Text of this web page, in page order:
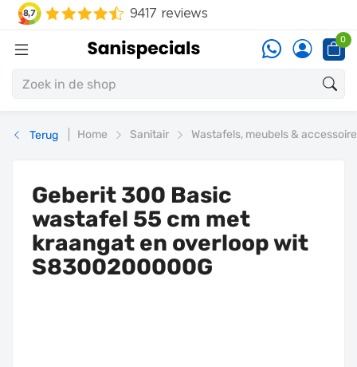
0
Terug Home Sanitair Wastafels, meubels &
Geberit 300 Basic
wastafel 55 cm met
kraangat en overloop wit
S8300200000G